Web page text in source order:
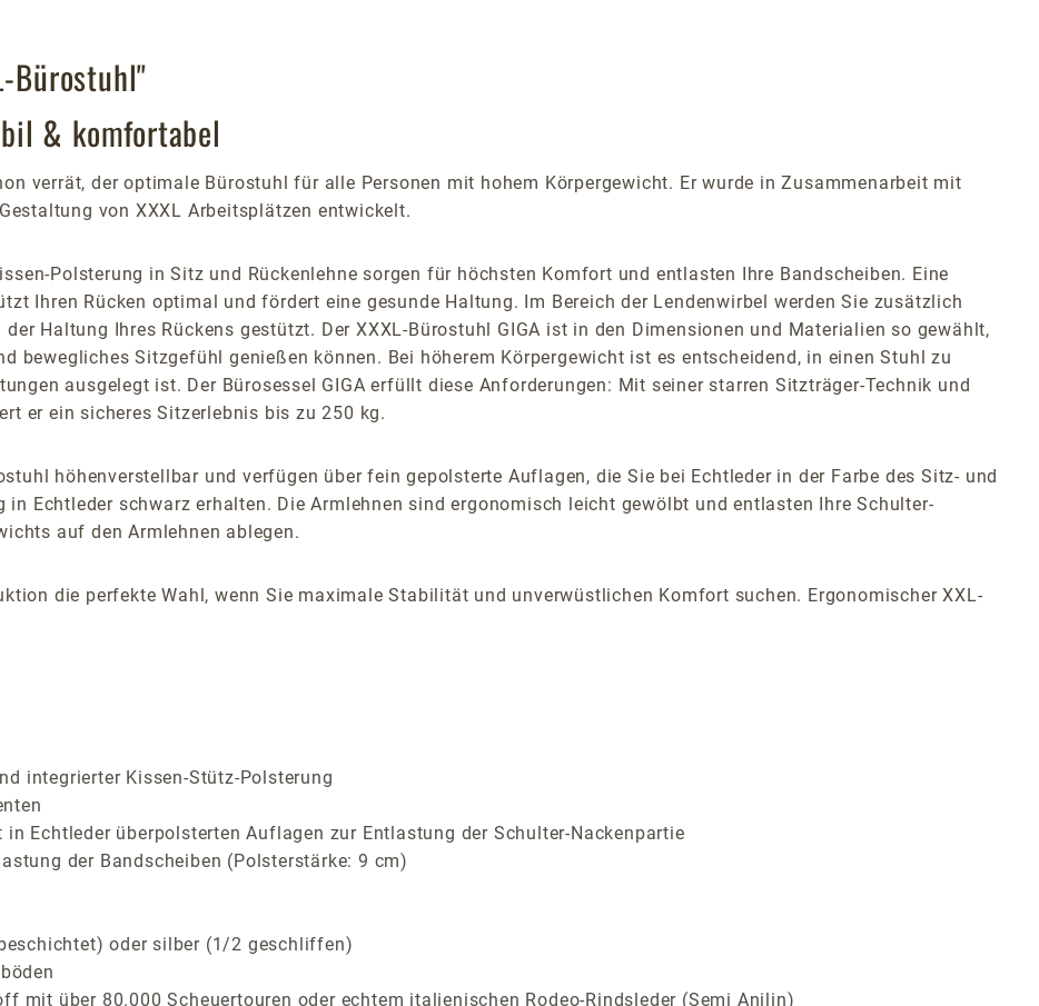
Bürostuhl"
& komfortabel
verrät, der optimale Bürostuhl für alle Personen mit hohem Körpergewicht. Er wurde in Zusammenarbeit mit
von XXXL Arbeitsplätzen entwickelt.
Polsterung in Sitz und Rückenlehne sorgen für höchsten Komfort und entlasten Ihre Bandscheiben. Eine
Ihren Rücken optimal und fördert eine gesunde Haltung. Im Bereich der Lendenwirbel werden Sie zusätzlich
Haltung Ihres Rückens gestützt. Der XXXL-Bürostuhl GIGA ist in den Dimensionen und Materialien so gewählt,
bewegliches Sitzgefühl genießen können. Bei höherem Körpergewicht ist es entscheidend, in einen Stuhl zu
ausgelegt ist. Der Bürosessel GIGA erfüllt diese Anforderungen: Mit seiner starren Sitzträger-Technik und
er ein sicheres Sitzerlebnis bis zu 250 kg.
höhenverstellbar und verfügen über fein gepolsterte Auflagen, die Sie bei Echtleder in der Farbe des Sitz- und
Echtleder schwarz erhalten. Die Armlehnen sind ergonomisch leicht gewölbt und entlasten Ihre Schulter-
auf den Armlehnen ablegen.
die perfekte Wahl, wenn Sie maximale Stabilität und unverwüstlichen Komfort suchen. Ergonomischer XXL-
integrierter Kissen-Stütz-Polsterung
Echtleder überpolsterten Auflagen zur Entlastung der Schulter-Nackenpartie
der Bandscheiben (Polsterstärke: 9 cm)
oder silber (1/2 geschliffen)
mit über 80.000 Scheuertouren oder echtem italienischen Rodeo-Rindsleder (Semi Anilin)